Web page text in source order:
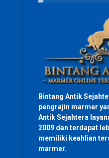
Bintang Antik
pengrajin marmer
Antik Sejahtera
2009 dan terdapat
memiliki keahlian
marmer.